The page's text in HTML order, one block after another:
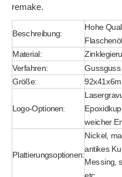
remake.
Beschreibung:
Hohe
Material:
Verfahren: Gussguss
Größe:
Logo-Optionen:
weicher
Plattierungsoptionen:
Nickel,
antikes
Messing,
etc